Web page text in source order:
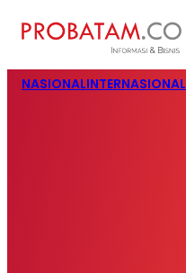
NASIONALINTERNASIONAL